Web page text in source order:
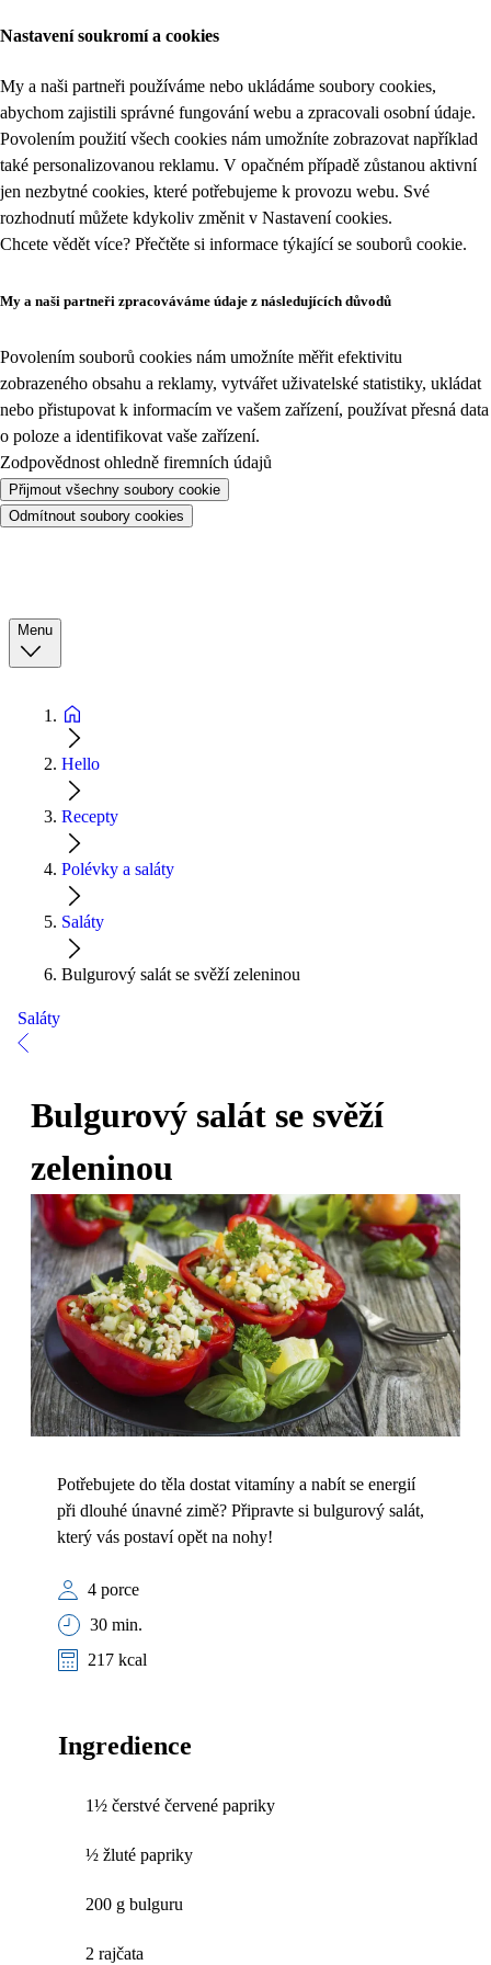
Nastavení soukromí a cookies
My a naši partneři používáme nebo ukládáme soubory cookies,
abychom zajistili správné fungování webu a zpracovali osobní údaje.
Povolením použití všech cookies nám umožníte zobrazovat například
také personalizovanou reklamu. V opačném případě zůstanou aktivní
jen nezbytné cookies, které potřebujeme k provozu webu. Své
rozhodnutí můžete kdykoliv změnit v Nastavení cookies.
Chcete vědět více? Přečtěte si informace týkající se souborů cookie.
My a naši partneři zpracováváme údaje z následujících důvodů
Povolením souborů cookies nám umožníte měřit efektivitu
zobrazeného obsahu a reklamy, vytvářet uživatelské statistiky, ukládat
nebo přistupovat k informacím ve vašem zařízení, používat přesná data
o poloze a identifikovat vaše zařízení.
Zodpovědnost ohledně firemních údajů
Přijmout všechny soubory cookie
Odmítnout soubory cookies
Menu
Hello
Recepty
Polévky a saláty
Saláty
Bulgurový salát se svěží zeleninou
Saláty
Bulgurový salát se svěží
zeleninou
Potřebujete do těla dostat vitamíny a nabít se energií
při dlouhé únavné zimě? Připravte si bulgurový salát,
který vás postaví opět na nohy!
4 porce
30 min.
217 kcal
Ingredience
1½ čerstvé červené papriky
½ žluté papriky
200 g bulguru
2 rajčata